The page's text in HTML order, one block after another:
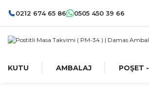
0212 674 65 86 0505 450 39 66
KUTU AMBALAJ POŞET